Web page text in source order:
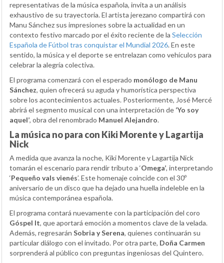
representativas de la música española, invita a un análisis
exhaustivo de su trayectoria. El artista jerezano compartirá con
Manu Sánchez sus impresiones sobre la actualidad en un
contexto festivo marcado por el éxito reciente de la Selección
Española de Fútbol tras conquistar el Mundial 2026. En este
sentido, la música y el deporte se entrelazan como vehículos para
celebrar la alegría colectiva.
El programa comenzará con el esperado monólogo de Manu
Sánchez, quien ofrecerá su aguda y humorística perspectiva
sobre los acontecimientos actuales. Posteriormente, José Mercé
abrirá el segmento musical con una interpretación de ‘Yo soy
aquel’, obra del renombrado Manuel Alejandro.
La música no para con Kiki Morente y Lagartija
Nick
A medida que avanza la noche, Kiki Morente y Lagartija Nick
tomarán el escenario para rendir tributo a ‘Omega’, interpretando
‘Pequeño vals vienés’. Este homenaje coincide con el 30º
aniversario de un disco que ha dejado una huella indeleble en la
música contemporánea española.
El programa contará nuevamente con la participación del coro
Góspel It, que aportará emoción a momentos clave de la velada.
Además, regresarán Sobria y Serena, quienes continuarán su
particular diálogo con el invitado. Por otra parte, Doña Carmen
sorprenderá al público con preguntas ingeniosas del Quintero.